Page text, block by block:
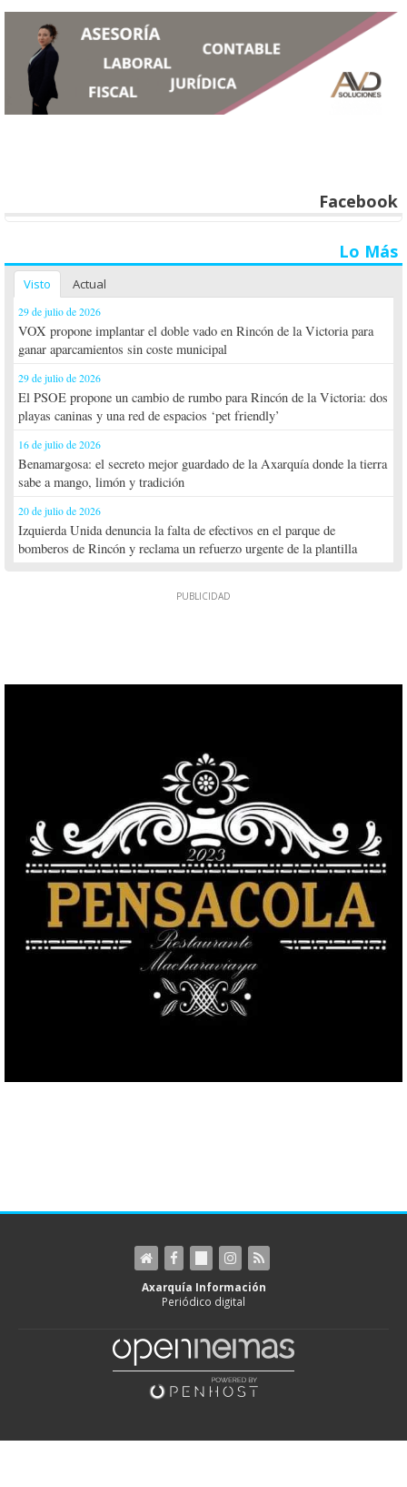
Facebook
Lo Más
Visto Actual
29 de julio de 2026
VOX propone implantar el doble vado en Rincón de la Victoria para
ganar aparcamientos sin coste municipal
29 de julio de 2026
El PSOE propone un cambio de rumbo para Rincón de la Victoria: dos
playas caninas y una red de espacios ‘pet friendly’
16 de julio de 2026
Benamargosa: el secreto mejor guardado de la Axarquía donde la tierra
sabe a mango, limón y tradición
20 de julio de 2026
Izquierda Unida denuncia la falta de efectivos en el parque de
bomberos de Rincón y reclama un refuerzo urgente de la plantilla
Axarquía Información
Periódico digital